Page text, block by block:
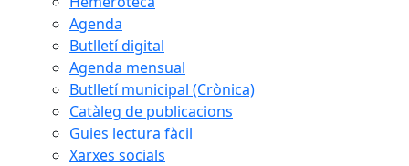
Agenda
Butlletí digital
Agenda mensual
Butlletí municipal (Crònica)
Catàleg de publicacions
Guies lectura fàcil
Xarxes socials